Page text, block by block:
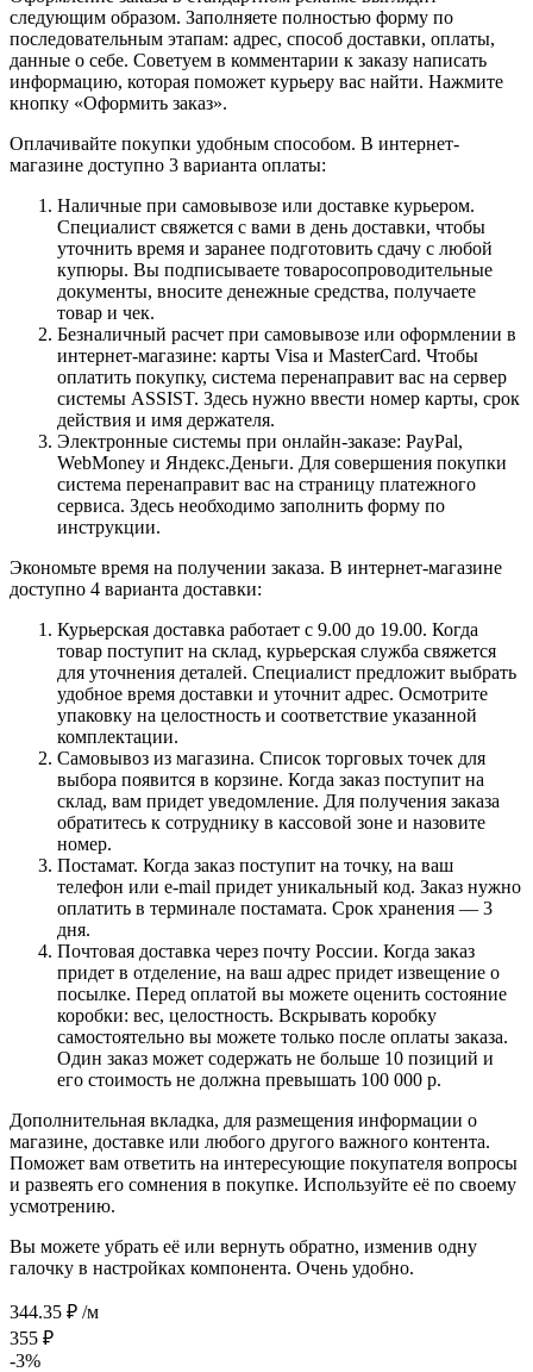
следующим образом. Заполняете полностью форму по
последовательным этапам: адрес, способ доставки, оплаты,
данные о себе. Советуем в комментарии к заказу написать
информацию, которая поможет курьеру вас найти. Нажмите
кнопку «Оформить заказ».
Оплачивайте покупки удобным способом. В интернет-
магазине доступно 3 варианта оплаты:
Наличные при самовывозе или доставке курьером.
Специалист свяжется с вами в день доставки, чтобы
уточнить время и заранее подготовить сдачу с любой
купюры. Вы подписываете товаросопроводительные
документы, вносите денежные средства, получаете
товар и чек.
Безналичный расчет при самовывозе или оформлении в
интернет-магазине: карты Visa и MasterCard. Чтобы
оплатить покупку, система перенаправит вас на сервер
системы ASSIST. Здесь нужно ввести номер карты, срок
действия и имя держателя.
Электронные системы при онлайн-заказе: PayPal,
WebMoney и Яндекс.Деньги. Для совершения покупки
система перенаправит вас на страницу платежного
сервиса. Здесь необходимо заполнить форму по
инструкции.
Экономьте время на получении заказа. В интернет-магазине
доступно 4 варианта доставки:
Курьерская доставка работает с 9.00 до 19.00. Когда
товар поступит на склад, курьерская служба свяжется
для уточнения деталей. Специалист предложит выбрать
удобное время доставки и уточнит адрес. Осмотрите
упаковку на целостность и соответствие указанной
комплектации.
Самовывоз из магазина. Список торговых точек для
выбора появится в корзине. Когда заказ поступит на
склад, вам придет уведомление. Для получения заказа
обратитесь к сотруднику в кассовой зоне и назовите
номер.
Постамат. Когда заказ поступит на точку, на ваш
телефон или e-mail придет уникальный код. Заказ нужно
оплатить в терминале постамата. Срок хранения — 3
дня.
Почтовая доставка через почту России. Когда заказ
придет в отделение, на ваш адрес придет извещение о
посылке. Перед оплатой вы можете оценить состояние
коробки: вес, целостность. Вскрывать коробку
самостоятельно вы можете только после оплаты заказа.
Один заказ может содержать не больше 10 позиций и
его стоимость не должна превышать 100 000 р.
Дополнительная вкладка, для размещения информации о
магазине, доставке или любого другого важного контента.
Поможет вам ответить на интересующие покупателя вопросы
и развеять его сомнения в покупке. Используйте её по своему
усмотрению.
Вы можете убрать её или вернуть обратно, изменив одну
галочку в настройках компонента. Очень удобно.
344.35 ₽ /м
355 ₽
-3%